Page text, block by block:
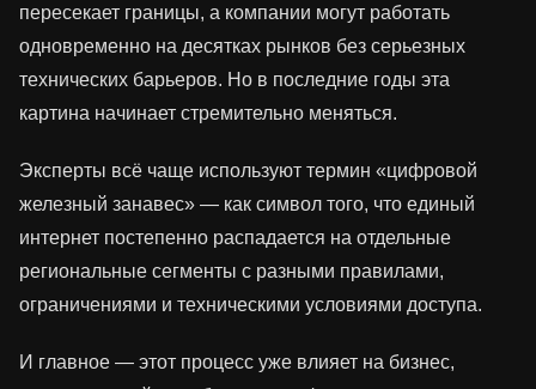
пересекает границы, а компании могут работать
одновременно на десятках рынков без серьезных
технических барьеров. Но в последние годы эта
картина начинает стремительно меняться.
Эксперты всё чаще используют термин «цифровой
железный занавес» — как символ того, что единый
интернет постепенно распадается на отдельные
региональные сегменты с разными правилами,
ограничениями и техническими условиями доступа.
И главное — этот процесс уже влияет на бизнес,